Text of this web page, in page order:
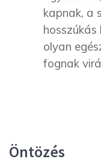
kapnak, a
hosszúkás
olyan
fognak
Öntözés